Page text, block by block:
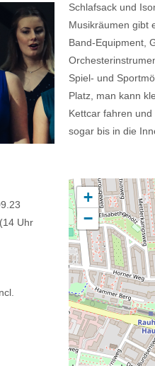
Schlafsack und
Musikräumen gibt
Band-Equipment,
Spiel- und
Platz, man kann
Kettcar fahren
sogar bis in die
+
−
Uhr